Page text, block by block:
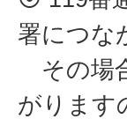
署につな
その場
がります